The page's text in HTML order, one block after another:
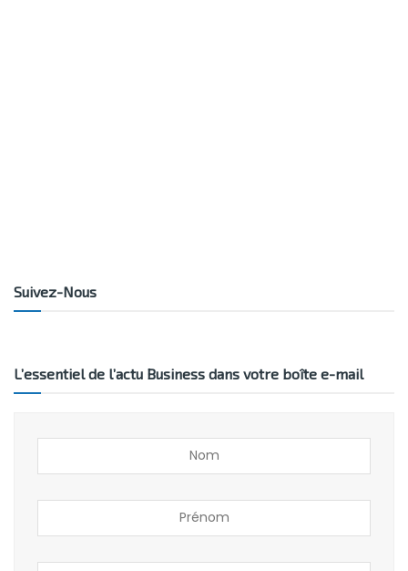
Suivez-Nous
L’essentiel de l’actu Business dans votre boîte e-mail